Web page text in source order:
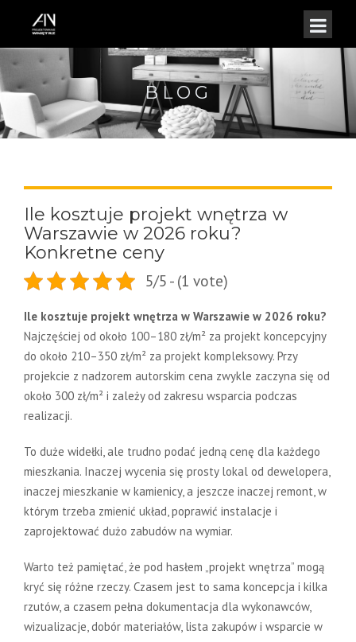
BLOG
Ile kosztuje projekt wnętrza w
Warszawie w 2026 roku?
Konkretne ceny
5/5 - (1 vote)
Ile kosztuje projekt wnętrza w Warszawie w 2026 roku?
Najczęściej od około 100–180 zł/m² za projekt koncepcyjny
do około 210–350 zł/m² za projekt kompleksowy. Przy
projekcie z nadzorem autorskim cena zwykle zaczyna się od
około 300 zł/m² i zależy od zakresu wsparcia podczas
realizacji.
To duże widełki, ale trudno podać jedną cenę dla każdego
mieszkania. Inaczej wycenia się prosty lokal od dewelopera,
inaczej mieszkanie w kamienicy, a jeszcze inaczej remont, w
którym trzeba zmienić układ, poprawić instalacje i
zaprojektować dużo zabudów na wymiar.
Warto też pamiętać, że pod hasłem „projekt wnętrza” mogą
kryć się różne rzeczy. Czasem jest to sama koncepcja i kilka
rzutów, a czasem pełna dokumentacja dla wykonawców,
wizualizacje, dobór materiałów, lista zakupów i wsparcie w